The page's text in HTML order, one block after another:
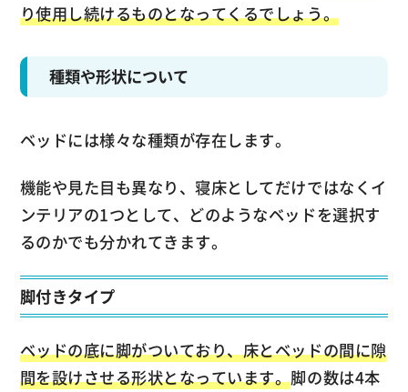
り使用し続けるものとなってくるでしょう。
種類や形状について
ベッドには様々な種類が存在します。
機能や見た目も異なり、寝床としてだけではなくイ
ンテリアの1つとして、どのようなベッドを選択す
るのかでも分かれてきます。
脚付きタイプ
ベッドの底に脚がついており、床とベッドの間に隙
間を設けさせる形状となっています。脚の数は4本